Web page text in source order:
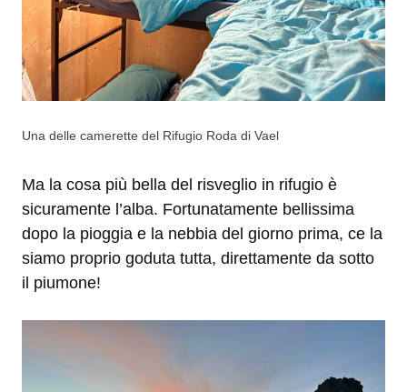
Una delle camerette del Rifugio Roda di Vael
Ma la cosa più bella del risveglio in rifugio è
sicuramente l’alba. Fortunatamente bellissima
dopo la pioggia e la nebbia del giorno prima, ce la
siamo proprio goduta tutta, direttamente da sotto
il piumone!